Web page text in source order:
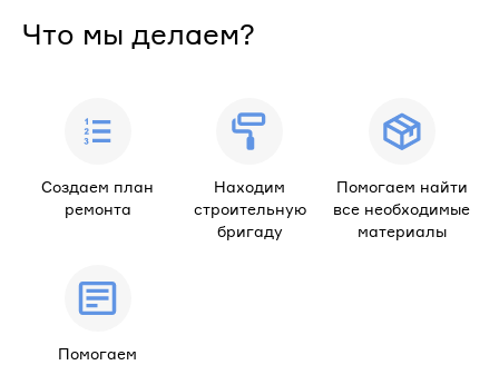
Что мы делаем?
Создаем план
ремонта
Находим
строительную
бригаду
Помогаем найти
все необходимые
материалы
Помогаем